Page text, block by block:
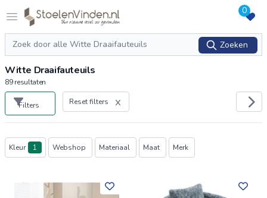
Open menu
Logo stoelenvinden.nl 0
Zoeken
Zoeken
Witte Draaifauteuils
89resultaten
Filters Reset filters
Producten
Kleur 1 Webshop Materiaal Maat Merk